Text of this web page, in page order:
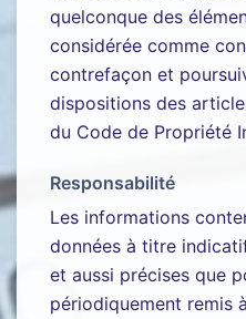
quelconque des
considérée comme
contrefaçon et
dispositions des
du Code de Propriété
Responsabilité
Les informations
données à titre
et aussi précises que
périodiquement remis